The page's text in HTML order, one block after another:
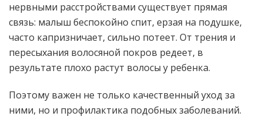
нервными расстройствами существует прямая
связь: малыш беспокойно спит, ерзая на подушке,
часто капризничает, сильно потеет. От трения и
пересыхания волосяной покров редеет, в
результате плохо растут волосы у ребенка.
Поэтому важен не только качественный уход за
ними, но и профилактика подобных заболеваний.